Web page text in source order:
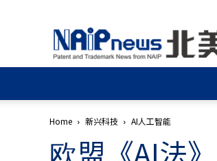
北
美
智
權
│
申
請
Home 新兴科技 AI人工智能
欧盟《AI法